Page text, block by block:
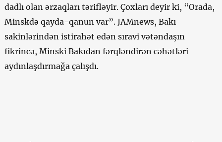
dadlı olan ərzaqları tərifləyir. Çoxları deyir ki, “Orada,
Minskdə qayda-qanun var”. JAMnews, Bakı
sakinlərindən istirahət edən sıravi vətəndaşın
fikrincə, Minski Bakıdan fərqləndirən cəhətləri
aydınlaşdırmağa çalışdı.